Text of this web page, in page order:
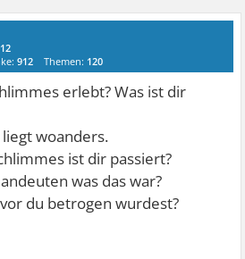
912 Themen: 120
erlebt? Was ist dir
woanders.
ist dir passiert?
was das war?
du betrogen wurdest?